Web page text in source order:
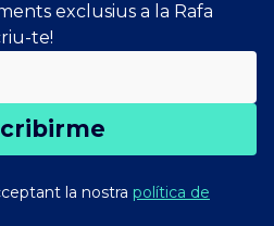
exclusius a la Rafa
te!
la nostra política de